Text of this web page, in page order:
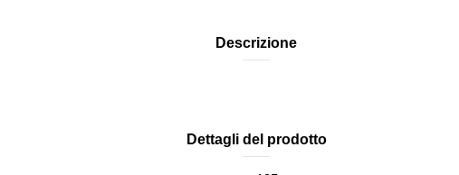
Descrizione
Dettagli del prodotto